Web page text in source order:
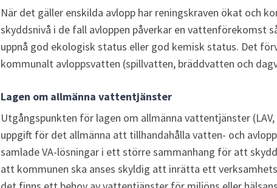
När det gäller enskilda avlopp har reningskraven ökat och
skyddsnivå i de fall avloppen påverkar en vattenförekomst
uppnå god ekologisk status eller god kemisk status. Det
kommunalt avloppsvatten (spillvatten, bräddvatten och
Lagen om allmänna vattentjänster
Utgångspunkten för lagen om allmänna vattentjänster
uppgift för det allmänna att tillhandahålla vatten- och
samlade VA-lösningar i ett större sammanhang för att
att kommunen ska anses skyldig att inrätta ett